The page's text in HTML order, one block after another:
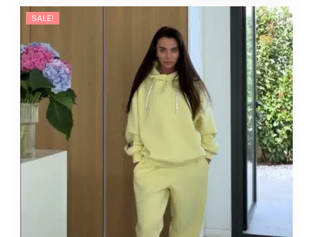
13142
quantity
SALE!